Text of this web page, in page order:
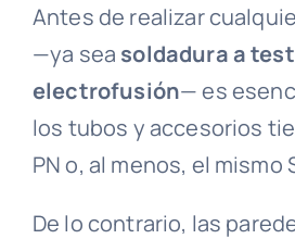
Antes de realizar
—ya sea soldadura a
electrofusión— es
los tubos y accesorios
PN o, al menos, el mismo
De lo contrario, las